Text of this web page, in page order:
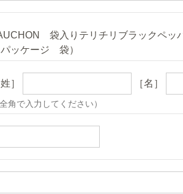
袋入りテリチリブラックペッ
ッケージ 袋）
］ ［名］
角で入力してください）